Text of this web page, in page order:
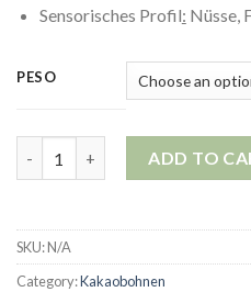
Sensorisches Profil: Nüsse,
PESO
ADD TO
SKU:N/A
Category:Kakaobohnen